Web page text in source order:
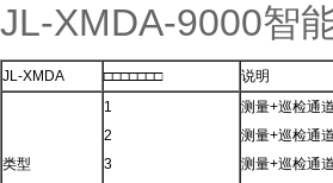
JL-XMDA-9000智
JL-XMDA □□□□□□□ 说明
类型
1
2
3
测量+巡检通道
测量+巡检通
测量+巡检通